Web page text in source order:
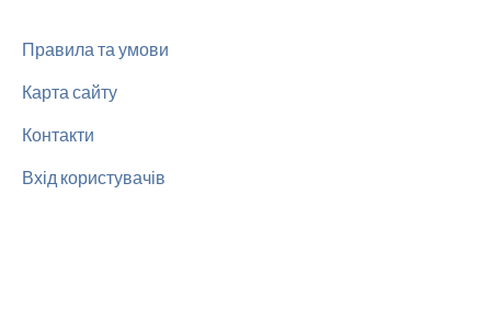
Правила та умови
Карта сайту
Контакти
Вхід користувачів